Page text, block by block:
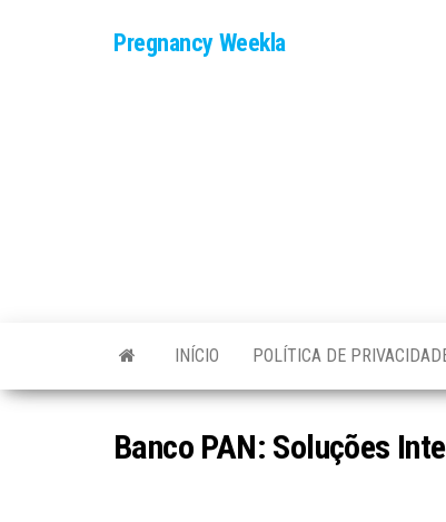
Pregnancy Weekla
INÍCIO POLÍTICA DE
Banco PAN: Soluções